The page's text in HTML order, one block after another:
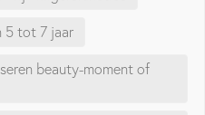
5 tot 7 jaar
beauty-moment of